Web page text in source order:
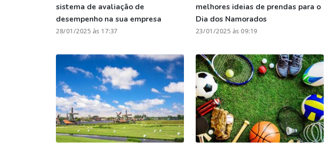
sistema de avaliação de
desempenho na sua empresa
28/01/2025 às 17:37
melhores ideias de prendas para o
Dia dos Namorados
23/01/2025 às 09:19